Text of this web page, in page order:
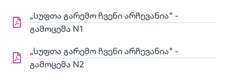
„სუფთა გარემო ჩვენი არჩევანია" -
გამოცემა N1
„სუფთა გარემო ჩვენი არჩევანია" -
გამოცემა N2